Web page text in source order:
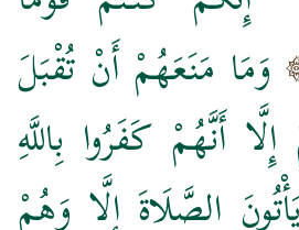
وَمَا مَنَعَهُمْ أَنْ تُقْبَلَ
أَنَّهُمْ كَفَرُوا بِاللَّهِ
الصَّلَاةَ إِلَّا وَهُمْ